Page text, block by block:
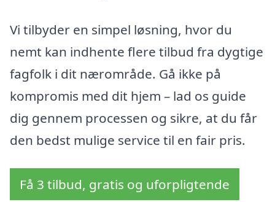
Vi tilbyder en simpel løsning, hvor du
nemt kan indhente flere tilbud fra dygtige
fagfolk i dit nærområde. Gå ikke på
kompromis med dit hjem – lad os guide
dig gennem processen og sikre, at du får
den bedst mulige service til en fair pris.
Få 3 tilbud, gratis og uforpligtende